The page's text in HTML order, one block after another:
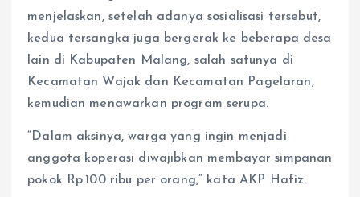
menjelaskan, setelah adanya sosialisasi tersebut,
kedua tersangka juga bergerak ke beberapa desa
lain di Kabupaten Malang, salah satunya di
Kecamatan Wajak dan Kecamatan Pagelaran,
kemudian menawarkan program serupa.
“Dalam aksinya, warga yang ingin menjadi
anggota koperasi diwajibkan membayar simpanan
pokok Rp.100 ribu per orang,” kata AKP Hafiz.